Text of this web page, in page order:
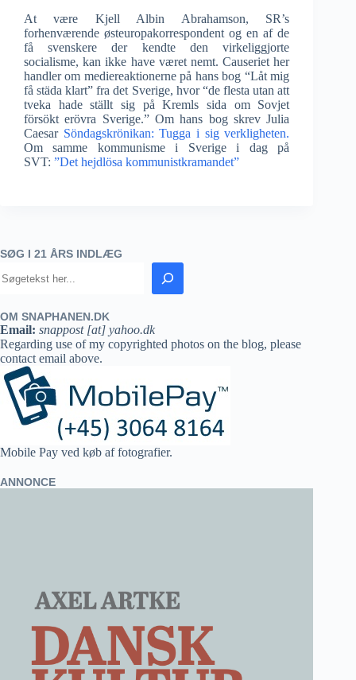
At være Kjell Albin Abrahamson, SR’s
forhenværende østeuropakorrespondent og en af de
få svenskere der kendte den virkeliggjorte
socialisme, kan ikke have været nemt. Causeriet her
handler om mediereaktionerne på hans bog “Låt mig
få städa klart” fra det Sverige, hvor “de flesta utan att
tveka hade ställt sig på Kremls sida om Sovjet
försökt erövra Sverige.” Om hans bog skrev Julia
Caesar Söndagskrönikan: Tugga i sig verkligheten.
Om samme kommunisme i Sverige i dag på
SVT: ”Det hejdlösa kommunistkramandet”
SØG I 21 ÅRS INDLÆG
OM SNAPHANEN.DK
Email: snappost [at] yahoo.dk
Regarding use of my copyrighted photos on the blog, please
contact email above.
Mobile Pay ved køb af fotografier.
ANNONCE